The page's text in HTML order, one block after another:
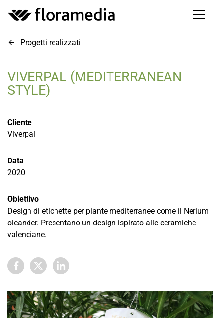
Progetti realizzati
VIVERPAL (MEDITERRANEAN
STYLE)
Cliente
Viverpal
Data
2020
Obiettivo
Design di etichette per piante mediterranee come il Nerium
oleander. Presentano un design ispirato alle ceramiche
valenciane.